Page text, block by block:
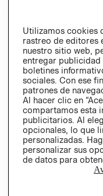
Utilizamos cookies
rastreo de editores
nuestro sitio web,
entregar publicidad
boletines
sociales. Con ese
patrones de
Al hacer clic en
compartamos esta
publicitarios. Al
opcionales, lo que
personalizadas.
personalizar sus
de datos para